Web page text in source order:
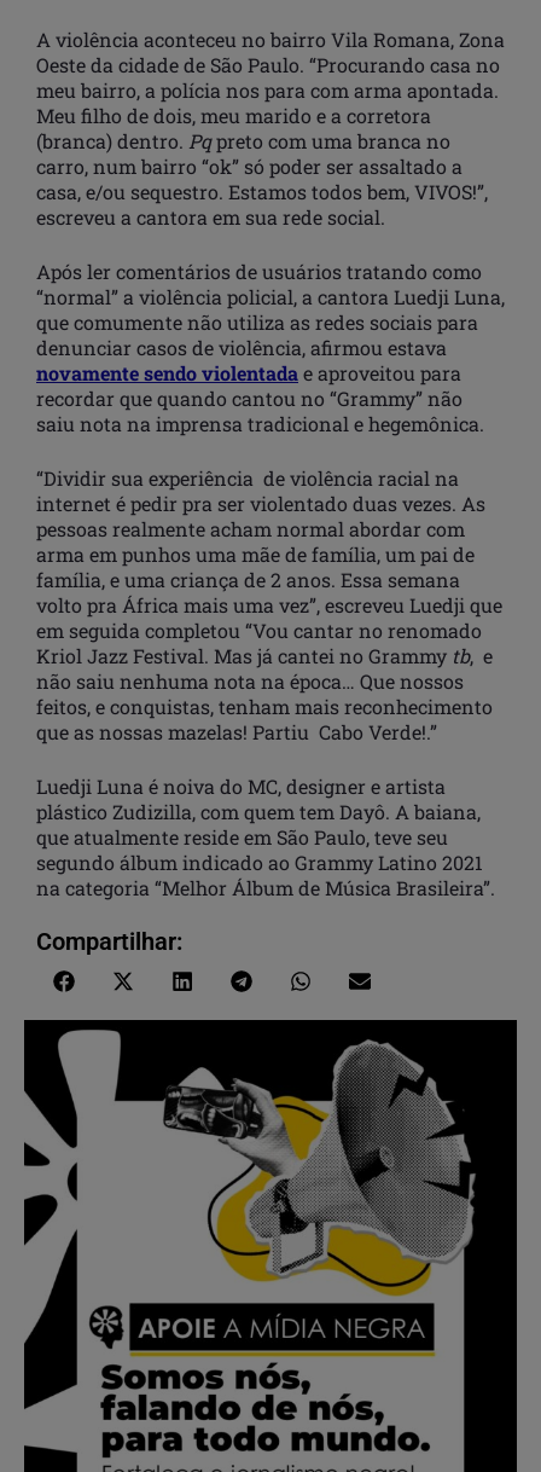
A violência aconteceu no bairro Vila Romana, Zona
Oeste da cidade de São Paulo. “Procurando casa no
meu bairro, a polícia nos para com arma apontada.
Meu filho de dois, meu marido e a corretora
(branca) dentro. Pqpreto com uma branca no
carro, num bairro “ok” só poder ser assaltado a
casa, e/ou sequestro. Estamos todos bem, VIVOS!”,
escreveu a cantora em sua rede social.
Após ler comentários de usuários tratando como
“normal” a violência policial, a cantora Luedji Luna,
que comumente não utiliza as redes sociais para
denunciar casos de violência, afirmou estava
novamente sendo violentadae aproveitou para
recordar que quando cantou no “Grammy” não
saiu nota na imprensa tradicional e hegemônica.
“Dividir sua experiência de violência racial na
internet é pedir pra ser violentado duas vezes. As
pessoas realmente acham normal abordar com
arma em punhos uma mãe de família, um pai de
família, e uma criança de 2 anos. Essa semana
volto pra África mais uma vez”, escreveu Luedji que
em seguida completou “Vou cantar no renomado
Kriol Jazz Festival. Mas já cantei no Grammy tb, e
não saiu nenhuma nota na época… Que nossos
feitos, e conquistas, tenham mais reconhecimento
que as nossas mazelas! Partiu Cabo Verde!.”
Luedji Luna é noiva do MC, designer e artista
plástico Zudizilla, com quem tem Dayô. A baiana,
que atualmente reside em São Paulo, teve seu
segundo álbum indicado ao Grammy Latino 2021
na categoria “Melhor Álbum de Música Brasileira”.
Compartilhar: